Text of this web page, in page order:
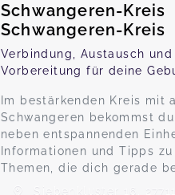
Schwangeren-Kreis
Schwangeren-Kreis
Verbindung, Austausch und
Vorbereitung für deine
Im bestärkenden Kreis mit
Schwangeren bekommst
neben entspannenden
Informationen und Tipps
Themen, die dich gerade
Siebenkluster 16, 27711